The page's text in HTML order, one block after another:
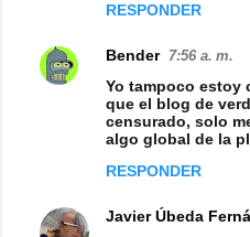
RESPONDER
Bender 7:56 a. m.
Yo tampoco estoy
que el blog de
censurado, solo
algo global de la
RESPONDER
Javier Úbeda